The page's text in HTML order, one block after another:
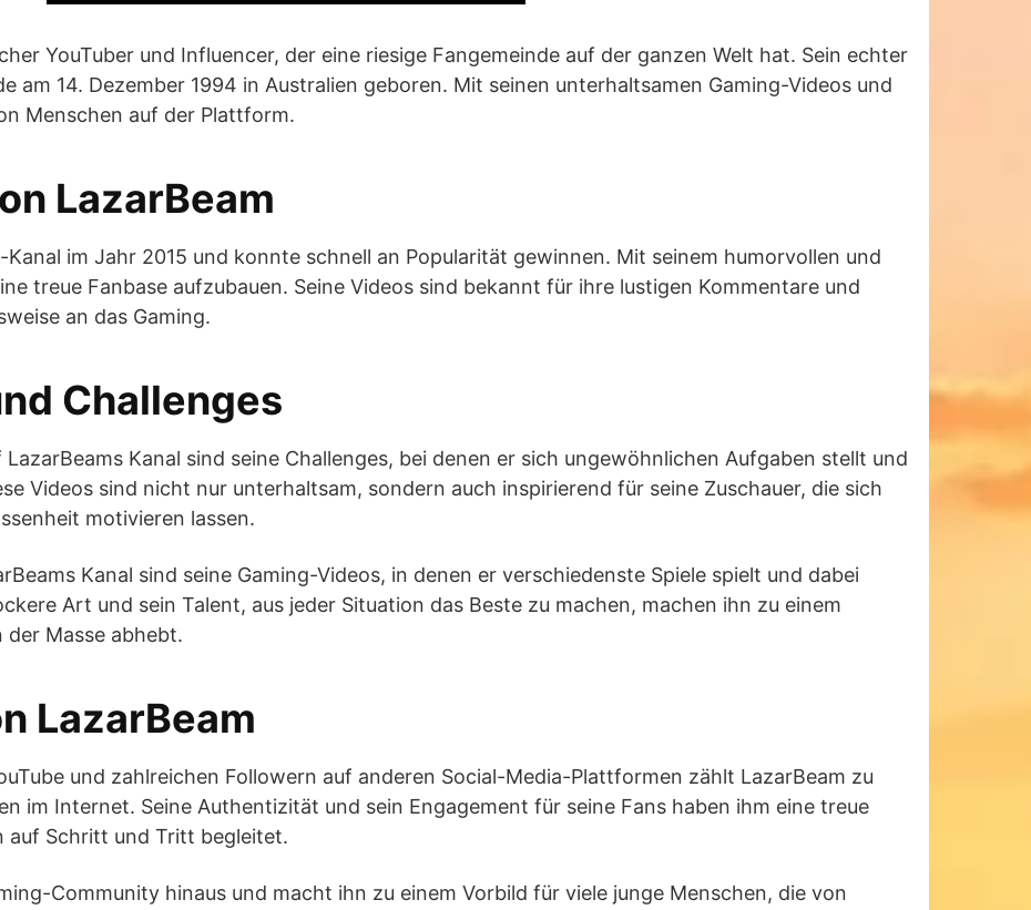
YouTuber und Influencer, der eine riesige Fangemeinde auf der ganzen Welt hat. Sein echter
am 14. Dezember 1994 in Australien geboren. Mit seinen unterhaltsamen Gaming-Videos und
Menschen auf der Plattform.
LazarBeam
im Jahr 2015 und konnte schnell an Popularität gewinnen. Mit seinem humorvollen und
treue Fanbase aufzubauen. Seine Videos sind bekannt für ihre lustigen Kommentare und
an das Gaming.
Challenges
Kanal sind seine Challenges, bei denen er sich ungewöhnlichen Aufgaben stellt und
Videos sind nicht nur unterhaltsam, sondern auch inspirierend für seine Zuschauer, die sich
motivieren lassen.
Kanal sind seine Gaming-Videos, in denen er verschiedenste Spiele spielt und dabei
Art und sein Talent, aus jeder Situation das Beste zu machen, machen ihn zu einem
der Masse abhebt.
LazarBeam
und zahlreichen Followern auf anderen Social-Media-Plattformen zählt LazarBeam zu
im Internet. Seine Authentizität und sein Engagement für seine Fans haben ihm eine treue
auf Schritt und Tritt begleitet.
Community hinaus und macht ihn zu einem Vorbild für viele junge Menschen, die von